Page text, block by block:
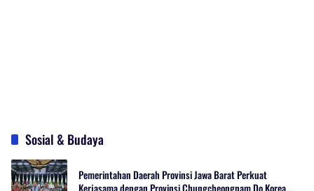
Sosial & Budaya
Pemerintahan Daerah Provinsi Jawa Barat Perkuat
Kerjasama dengan Provinsi Chungcheongnam Do Korea